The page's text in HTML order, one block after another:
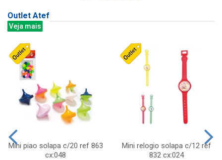
Outlet Atef
Veja mais
Mini piao solapa c/20 ref 863
cx:048
Mini relogio solapa c/12 ref
832 cx:024